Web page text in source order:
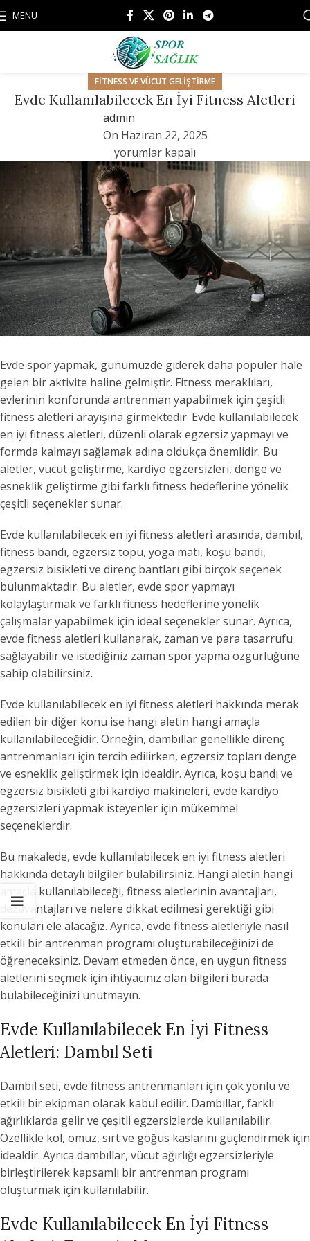
MENU
FITNESS VE VÜCUT GELIŞTIRME
Evde Kullanılabilecek En İyi Fitness Aletleri
admin
On Haziran 22, 2025
yorumlar kapalı
Evde spor yapmak, günümüzde giderek daha popüler hale
gelen bir aktivite haline gelmiştir. Fitness meraklıları,
evlerinin konforunda antrenman yapabilmek için çeşitli
fitness aletleri arayışına girmektedir. Evde kullanılabilecek
en iyi fitness aletleri, düzenli olarak egzersiz yapmayı ve
formda kalmayı sağlamak adına oldukça önemlidir. Bu
aletler, vücut geliştirme, kardiyo egzersizleri, denge ve
esneklik geliştirme gibi farklı fitness hedeflerine yönelik
çeşitli seçenekler sunar.
Evde kullanılabilecek en iyi fitness aletleri arasında, dambıl,
fitness bandı, egzersiz topu, yoga matı, koşu bandı,
egzersiz bisikleti ve direnç bantları gibi birçok seçenek
bulunmaktadır. Bu aletler, evde spor yapmayı
kolaylaştırmak ve farklı fitness hedeflerine yönelik
çalışmalar yapabilmek için ideal seçenekler sunar. Ayrıca,
evde fitness aletleri kullanarak, zaman ve para tasarrufu
sağlayabilir ve istediğiniz zaman spor yapma özgürlüğüne
sahip olabilirsiniz.
Evde kullanılabilecek en iyi fitness aletleri hakkında merak
edilen bir diğer konu ise hangi aletin hangi amaçla
kullanılabileceğidir. Örneğin, dambıllar genellikle direnç
antrenmanları için tercih edilirken, egzersiz topları denge
ve esneklik geliştirmek için idealdir. Ayrıca, koşu bandı ve
egzersiz bisikleti gibi kardiyo makineleri, evde kardiyo
egzersizleri yapmak isteyenler için mükemmel
seçeneklerdir.
Bu makalede, evde kullanılabilecek en iyi fitness aletleri
hakkında detaylı bilgiler bulabilirsiniz. Hangi aletin hangi
amaçla kullanılabileceği, fitness aletlerinin avantajları,
dezavantajları ve nelere dikkat edilmesi gerektiği gibi
konuları ele alacağız. Ayrıca, evde fitness aletleriyle nasıl
etkili bir antrenman programı oluşturabileceğinizi de
öğreneceksiniz. Devam etmeden önce, en uygun fitness
aletlerini seçmek için ihtiyacınız olan bilgileri burada
bulabileceğinizi unutmayın.
Evde Kullanılabilecek En İyi Fitness
Aletleri: Dambıl Seti
Dambıl seti, evde fitness antrenmanları için çok yönlü ve
etkili bir ekipman olarak kabul edilir. Dambıllar, farklı
ağırlıklarda gelir ve çeşitli egzersizlerde kullanılabilir.
Özellikle kol, omuz, sırt ve göğüs kaslarını güçlendirmek için
idealdir. Ayrıca dambıllar, vücut ağırlığı egzersizleriyle
birleştirilerek kapsamlı bir antrenman programı
oluşturmak için kullanılabilir.
Evde Kullanılabilecek En İyi Fitness